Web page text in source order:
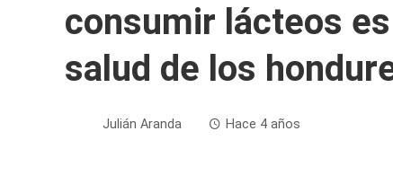
consumir lácteos
salud de los
Julián Aranda Hace 4 años